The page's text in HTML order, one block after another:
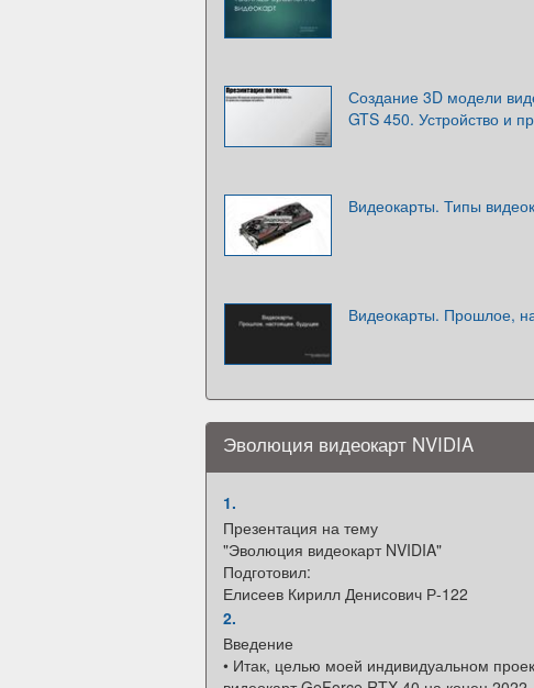
Создание 3D модели
GTS 450. Устройство и
Видеокарты. Типы
Видеокарты. Прошлое,
Эволюция видеокарт NVIDIA
1.
Презентация на тему
"Эволюция видеокарт NVIDIA"
Подготовил:
Елисеев Кирилл Денисович Р-122
2.
Введение
• Итак, целью моей индивидуальном